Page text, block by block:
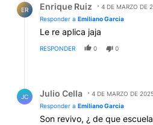
ER Enrique Ruiz
4 DE MARZO DE
Responder a Emiliano Garcia
Le re aplica jaja
RESPONDER 0 0
JC Julio Cella
4 DE MARZO DE
Responder a Emiliano Garcia
Son revivo, ¿ de que